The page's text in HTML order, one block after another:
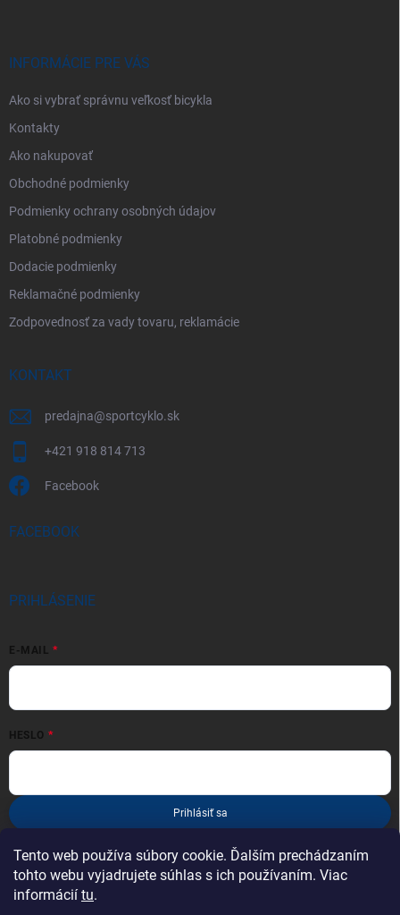
Tento web používa súbory cookie. Ďalším prechádzaním
tohto webu vyjadrujete súhlas s ich používaním. Viac
informácií tu.
INFORMÁCIE PRE VÁS
Ako si vybrať správnu veľkosť bicykla
Kontakty
Ako nakupovať
Obchodné podmienky
Podmienky ochrany osobných údajov
Platobné podmienky
Dodacie podmienky
Reklamačné podmienky
Zodpovednosť za vady tovaru, reklamácie
KONTAKT
predajna@sportcyklo.sk
+421 918 814 713
Facebook
FACEBOOK
PRIHLÁSENIE
E-MAIL
HESLO
Prihlásiť sa